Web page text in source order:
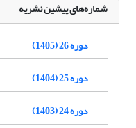
شماره‌های پیشین نشریه
دوره 26 (1405)
دوره 25 (1404)
دوره 24 (1403)